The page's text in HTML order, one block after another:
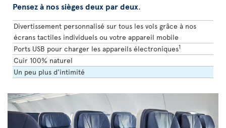
Pensez à nos sièges deux par deux.
Divertissement personnalisé sur tous les vols grâce à nos
écrans tactiles individuels ou votre appareil mobile
Ports USB pour charger les appareils électroniques1
Cuir 100% naturel
Un peu plus d'intimité